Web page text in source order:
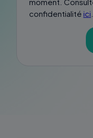
confidentialité ici